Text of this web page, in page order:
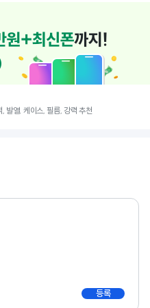
발열, 케이스, 필름, 강력 추천
등록